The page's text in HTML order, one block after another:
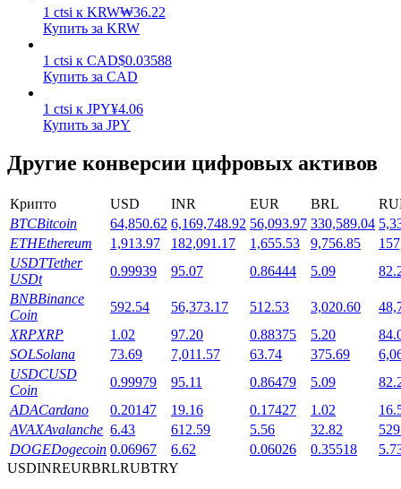
Launchpool
Гибкая ставка для заработка популярных токенов
Блокировки BTR
Эксклюзивные инвестиции для владельцев BTR
1 ctsi к KRW₩36.22
Купить за KRW
1 ctsi к CAD$0.03588
Купить за CAD
1 ctsi к JPY¥4.06
Купить за JPY
Другие конверсии цифровых активов
Крипто USD INR EUR BRL
BTCBitcoin 64,850.62 6,169,748.92 56,093.97 330,589.04
ETHEthereum 1,913.97 182,091.17 1,655.53 9,756.85
USDTTether
USDt
0.99939 95.07 0.86444 5.09
BNBBinance
Coin
592.54 56,373.17 512.53 3,020.60
XRPXRP 1.02 97.20 0.88375 5.20
SOLSolana 73.69 7,011.57 63.74 375.69
USDCUSD
Coin
0.99979 95.11 0.86479 5.09
ADACardano 0.20147 19.16 0.17427 1.02
AVAXAvalanche 6.43 612.59 5.56 32.82
DOGEDogecoin 0.06967 6.62 0.06026 0.35518
USDINREURBRLRUBTRY